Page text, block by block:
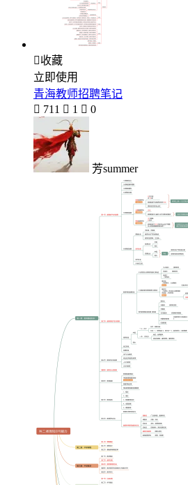
收藏
立即使用
青海教师招聘笔记
 711  1  0
芳summer